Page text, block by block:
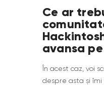
Ce ar
avansa pe
În acest caz, voi
despre asta și